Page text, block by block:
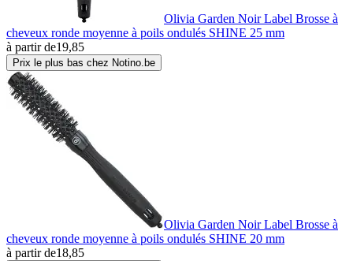
Olivia Garden Noir Label Brosse à
cheveux ronde moyenne à poils ondulés SHINE 25 mm
à partir de19,85
Prix le plus bas chez Notino.be
Olivia Garden Noir Label Brosse à
cheveux ronde moyenne à poils ondulés SHINE 20 mm
à partir de18,85